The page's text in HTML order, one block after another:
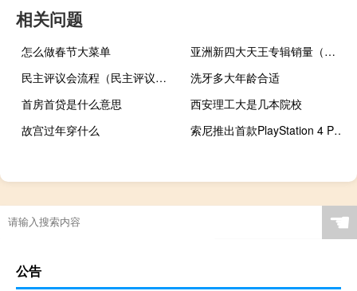
相关问题
怎么做春节大菜单
亚洲新四大天王专辑销量（亚洲新四大天王）
民主评议会流程（民主评议会）
洗牙多大年龄合适
首房首贷是什么意思
西安理工大是几本院校
故宫过年穿什么
索尼推出首款PlayStation 4 PS2游戏
☚
公告